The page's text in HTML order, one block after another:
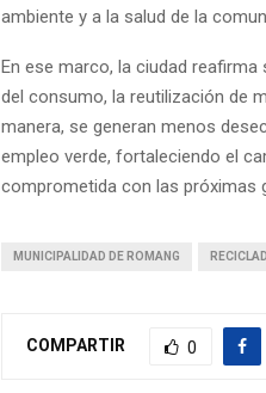
ambiente y a la salud de la
En ese marco, la ciudad
del consumo, la reutilización de
manera, se generan menos
empleo verde, fortaleciendo el
comprometida con las próximas
MUNICIPALIDAD DE ROMANG
COMPARTIR 0